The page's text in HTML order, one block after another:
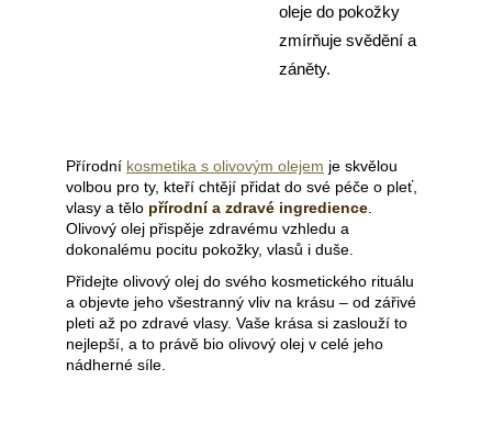
oleje do pokožky
zmírňuje svědění a
záněty.
Přírodní kosmetika s olivovým olejem je skvělou
volbou pro ty, kteří chtějí přidat do své péče o pleť,
vlasy a tělo přírodní a zdravé ingredience
Olivový olej přispěje zdravému vzhledu a
dokonalému pocitu pokožky, vlasů i duše.
Přidejte olivový olej do svého kosmetického rituálu
a objevte jeho všestranný vliv na krásu – od zářivé
pleti až po zdravé vlasy. Vaše krása si zaslouží to
nejlepší, a to právě bio olivový olej v celé jeho
nádherné síle.